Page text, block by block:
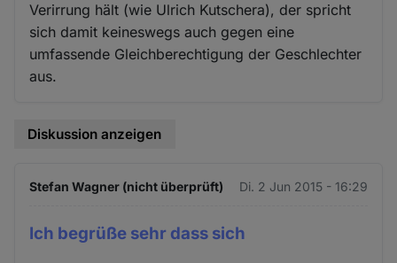
Verirrung hält (wie Ulrich Kutschera), der spricht
sich damit keineswegs auch gegen eine
umfassende Gleichberechtigung der Geschlechter
aus.
Diskussion anzeigen
Stefan Wagner (nicht überprüft) Di. 2 Jun 2015 - 16:29
Ich begrüße sehr dass sich